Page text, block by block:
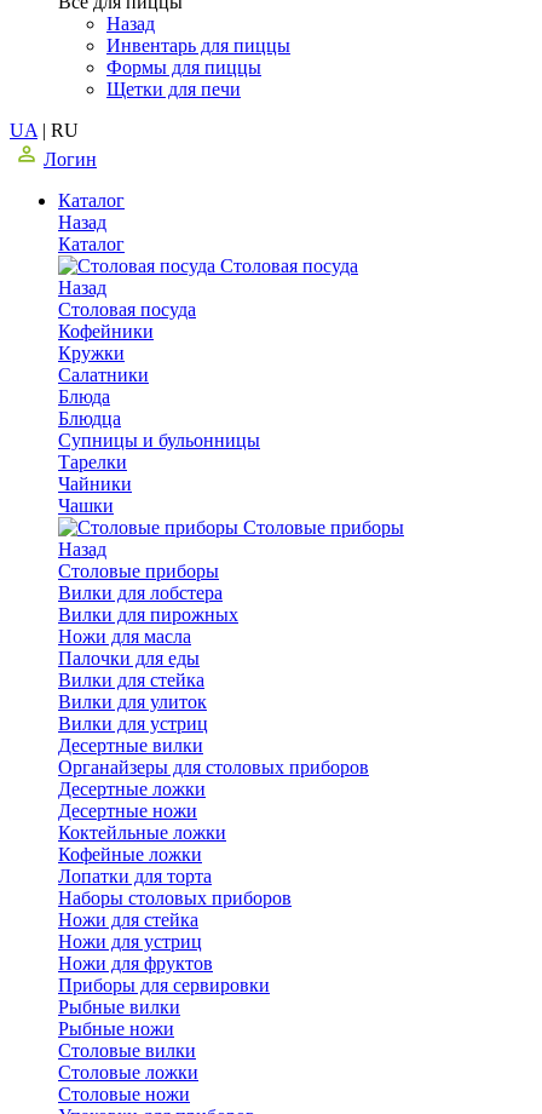
Назад
Инвентарь для пиццы
Формы для пиццы
Щетки для печи
UA | RU
Логин
Каталог
Назад
Каталог
Столовая посуда
Назад
Столовая посуда
Кофейники
Кружки
Салатники
Блюда
Блюдца
Супницы и бульонницы
Тарелки
Чайники
Чашки
Cтоловые приборы
Назад
Cтоловые приборы
Вилки для лобстера
Вилки для пирожных
Ножи для масла
Палочки для еды
Вилки для стейка
Вилки для улиток
Вилки для устриц
Десертные вилки
Органайзеры для столовых приборов
Десертные ложки
Десертные ножи
Коктейльные ложки
Кофейные ложки
Лопатки для торта
Наборы столовых приборов
Ножи для стейка
Ножи для устриц
Ножи для фруктов
Приборы для сервировки
Рыбные вилки
Рыбные ножи
Столовые вилки
Столовые ложки
Столовые ножи